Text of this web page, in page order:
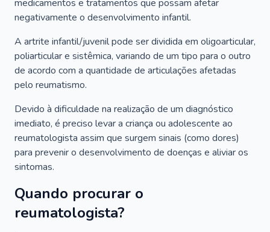
medicamentos e tratamentos que possam afetar
negativamente o desenvolvimento infantil.
A artrite infantil/juvenil pode ser dividida em oligoarticular,
poliarticular e sistêmica, variando de um tipo para o outro
de acordo com a quantidade de articulações afetadas
pelo reumatismo.
Devido à dificuldade na realização de um diagnóstico
imediato, é preciso levar a criança ou adolescente ao
reumatologista assim que surgem sinais (como dores)
para prevenir o desenvolvimento de doenças e aliviar os
sintomas.
Quando procurar o
reumatologista?